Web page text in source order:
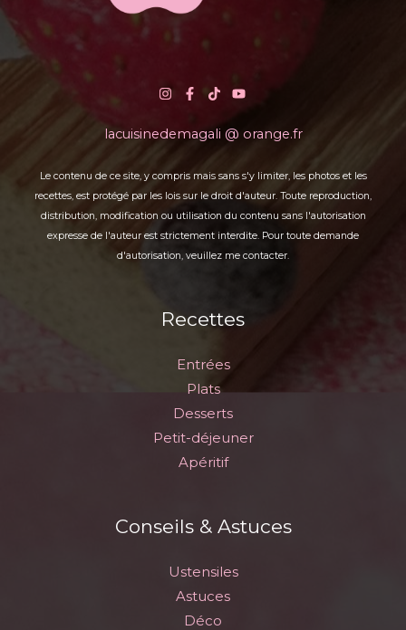
lacuisinedemagali @ orange.fr
Le contenu de ce site, y compris mais sans s'y limiter, les photos et les
recettes, est protégé par les lois sur le droit d'auteur. Toute reproduction,
distribution, modification ou utilisation du contenu sans l'autorisation
expresse de l'auteur est strictement interdite. Pour toute demande
d'autorisation, veuillez me contacter.
Recettes
Entrées
Plats
Desserts
Petit-déjeuner
Apéritif
Conseils & Astuces
Ustensiles
Astuces
Déco